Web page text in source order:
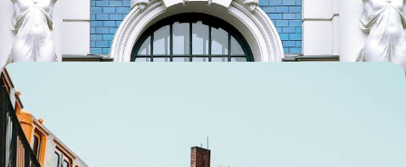
13 jours, de CHF 3200 à CHF 4000
De Berlin à Tallinn - Allemagne, Pologne et Pays
baltes sur rails
Se laisser bercer par le train de capitale en capitale, à la rencontre
conjointe de la vieille et de la nouvelle Europe